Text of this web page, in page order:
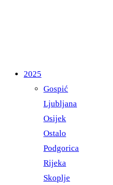
2025
Gospić
Ljubljana
Osijek
Ostalo
Podgorica
Rijeka
Skoplje